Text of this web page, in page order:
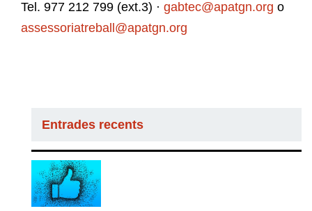
Tel. 977 212 799 (ext.3) · gabtec@apatgn.org o
assessoriatreball@apatgn.org
Entrades recents